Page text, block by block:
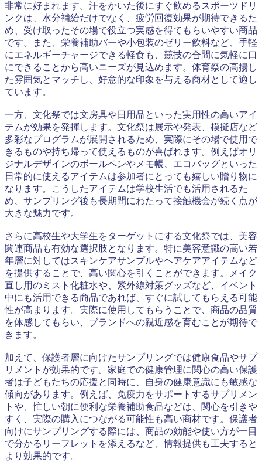
非常に好まれます。汗をかいた後にすぐ飲めるスポーツドリ
ンクは、水分補給だけでなく、疲労回復効果が期待できるた
め、受け取ったその場で役立つ実感を得てもらいやすい商品
です。また、栄養補助バーや小包装のゼリー飲料など、手軽
にエネルギーチャージできる軽食も、競技の合間に気軽に口
にできることから高いニーズが見込めます。体育祭の高揚し
た雰囲気とマッチし、好意的な印象を与える商材として適し
ています。
一方、文化祭では文房具や日用品といった実用性の高いアイ
テムが効果を発揮します。文化祭は展示や発表、模擬店など
多彩なプログラムが展開されるため、実際にその場で使用で
きるものや持ち帰って使えるものが喜ばれます。例えばオリ
ジナルデザインのボールペンやメモ帳、エコバッグといった
日常的に使えるアイテムは参加者にとっても嬉しい贈り物に
なります。こうしたアイテムは学校生活でも活用されるた
め、サンプリング後も長期間にわたって接触機会が続く点が
大きな魅力です。
さらに高校生や大学生をターゲットにする文化祭では、美容
関連商品も有効な選択肢となります。特に美容意識の高い若
年層に対してはスキンケアサンプルやヘアケアアイテムなど
を提供することで、高い関心を引くことができます。メイク
直し用のミスト化粧水や、紫外線対策グッズなど、イベント
中にも活用できる商品であれば、すぐに試してもらえる可能
性が高まります。実際に使用してもらうことで、商品の品質
を体感してもらい、ブランドへの親近感を育むことが期待で
きます。
加えて、保護者層に向けたサンプリングでは健康食品やサプ
リメントが効果的です。家庭での健康管理に関心の高い保護
者は子どもたちの応援と同時に、自身の健康意識にも敏感な
傾向があります。例えば、免疫力をサポートするサプリメン
トや、忙しい朝に便利な栄養補助食品などは、関心を引きや
すく、実際の購入につながる可能性も高い商材です。保護者
向けにサンプリングする際には、商品の効能や使い方が一目
で分かるリーフレットを添えるなど、情報提供も工夫すると
より効果的です。